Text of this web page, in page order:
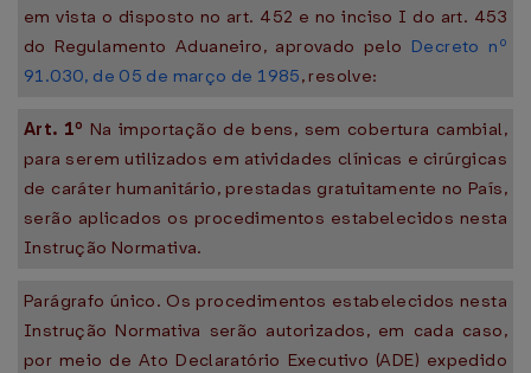
em vista o disposto no art. 452 e no inciso I do art. 453
do Regulamento Aduaneiro, aprovado pelo Decreto nº
91.030, de 05 de março de 1985, resolve:
Art. 1º Na importação de bens, sem cobertura cambial,
para serem utilizados em atividades clínicas e cirúrgicas
de caráter humanitário, prestadas gratuitamente no País,
serão aplicados os procedimentos estabelecidos nesta
Instrução Normativa.
Parágrafo único. Os procedimentos estabelecidos nesta
Instrução Normativa serão autorizados, em cada caso,
por meio de Ato Declaratório Executivo (ADE) expedido